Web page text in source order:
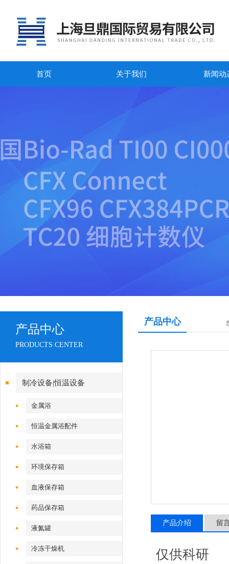
首页 关于我们 新闻动
产品中心
PRODUCTS CENTER
制冷设备|恒温设备
金属浴
恒温金属浴配件
水浴箱
环境保存箱
血液保存箱
药品保存箱
液氮罐
冷冻干燥机
产品中心
产品介绍 留
仅供科研